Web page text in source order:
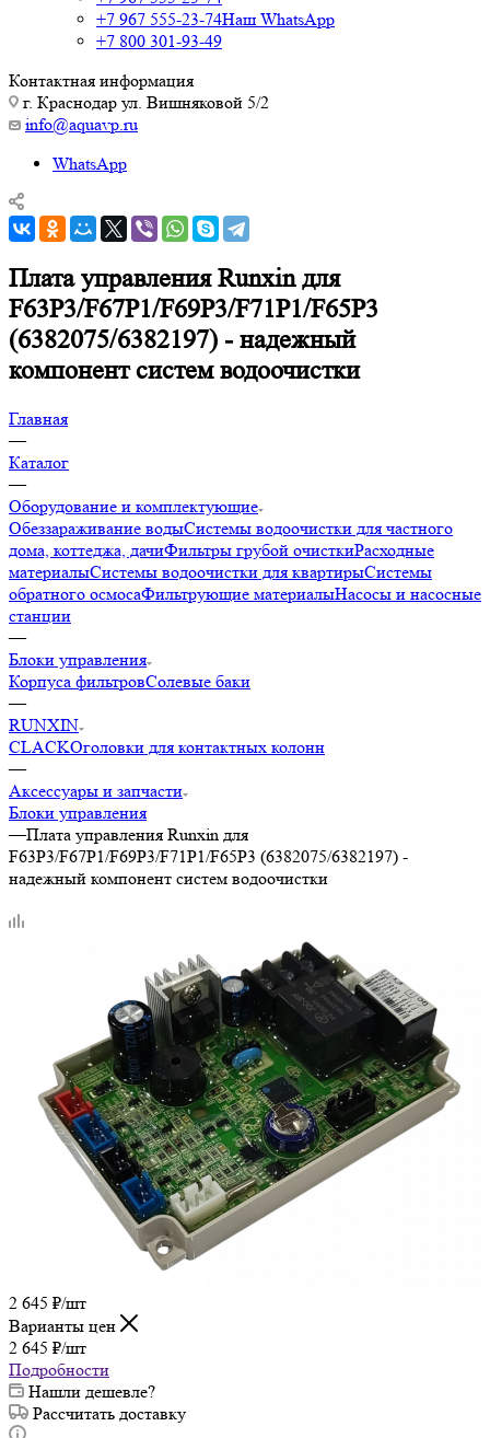
+7 967 555-23-74Наш WhatsApp
+7 800 301-93-49
Контактная информация
г. Краснодар ул. Вишняковой 5/2
info@aquavp.ru
WhatsApp
Плата управления Runxin для
F63P3/F67P1/F69P3/F71P1/F65P3
(6382075/6382197) - надежный
компонент систем водоочистки
Главная
—
Каталог
—
Оборудование и комплектующие
Обеззараживание водыСистемы водоочистки для частного
дома, коттеджа, дачиФильтры грубой очисткиРасходные
материалыСистемы водоочистки для квартирыСистемы
обратного осмосаФильтрующие материалыНасосы и насосные
станции
—
Блоки управления
Корпуса фильтровСолевые баки
—
RUNXIN
CLACKОголовки для контактных колонн
—
Аксессуары и запчасти
Блоки управления
—Плата управления Runxin для
F63P3/F67P1/F69P3/F71P1/F65P3 (6382075/6382197) -
надежный компонент систем водоочистки
2 645 ₽/шт
Варианты цен
2 645 ₽/шт
Подробности
Нашли дешевле?
Рассчитать доставку